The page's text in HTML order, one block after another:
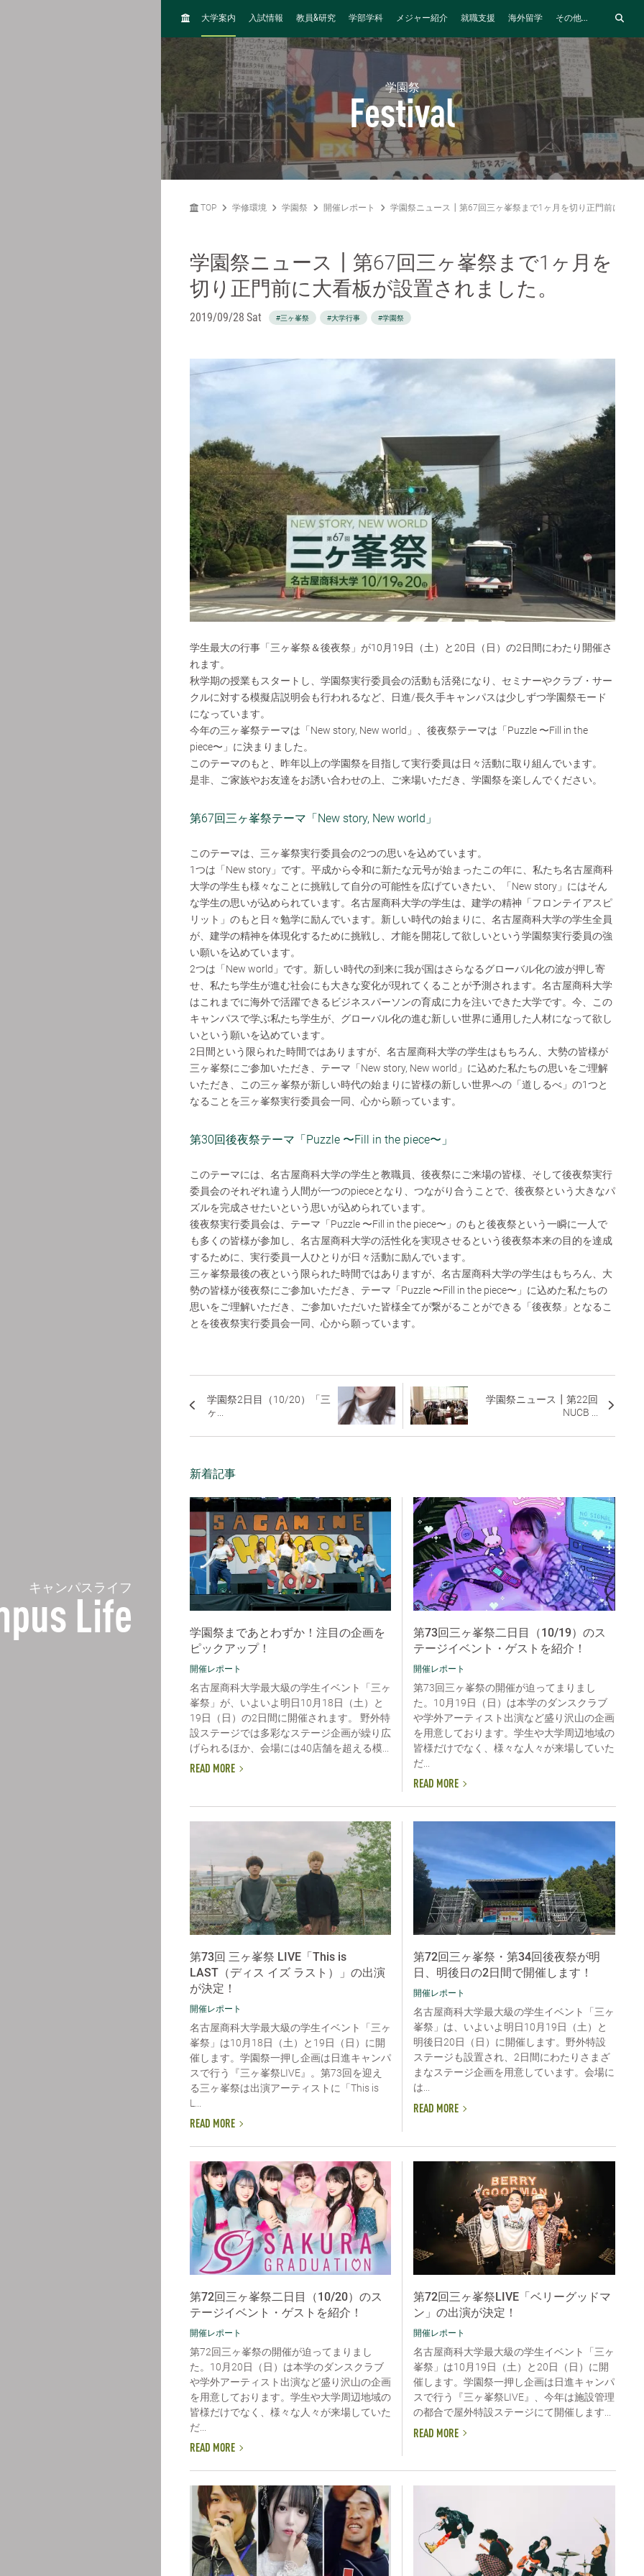
キャンパスライフ
Life
H
E
大学案内 入試情報 教員&研究 学部学科 メジャー紹介 就職支援 海外留学 その他...
学園祭
Festival
TOP 学修環境 学園祭 開催レポート 学園祭ニュース┃第67回三ヶ峯祭まで1ヶ月を切り正門前に大看
学園祭ニュース┃第67回三ヶ峯祭まで1ヶ月を
切り正門前に大看板が設置されました。
2019/09/28 Sat #三ヶ峯祭 #大学行事 #学園祭
学生最大の行事「三ヶ峯祭＆後夜祭」が10月19日（土）と20日（日）の2日間にわたり開催さ
れます。
秋学期の授業もスタートし、学園祭実行委員会の活動も活発になり、セミナーやクラブ・サー
クルに対する模擬店説明会も行われるなど、日進/長久手キャンパスは少しずつ学園祭モード
になっています。
今年の三ヶ峯祭テーマは「New story, New world」、後夜祭テーマは「Puzzle 〜Fill in the
piece〜」に決まりました。
このテーマのもと、昨年以上の学園祭を目指して実行委員は日々活動に取り組んでいます。
是非、ご家族やお友達をお誘い合わせの上、ご来場いただき、学園祭を楽しんでください。
第67回三ヶ峯祭テーマ「New story, New world」
このテーマは、三ヶ峯祭実行委員会の2つの思いを込めています。
1つは「New story」です。平成から令和に新たな元号が始まったこの年に、私たち名古屋商科
大学の学生も様々なことに挑戦して自分の可能性を広げていきたい、「New story」にはそん
な学生の思いが込められています。名古屋商科大学の学生は、建学の精神「フロンテイアスピ
リット」のもと日々勉学に励んでいます。新しい時代の始まりに、名古屋商科大学の学生全員
が、建学の精神を体現化するために挑戦し、才能を開花して欲しいという学園祭実行委員の強
い願いを込めています。
2つは「New world」です。新しい時代の到来に我が国はさらなるグローバル化の波が押し寄
せ、私たち学生が進む社会にも大きな変化が現れてくることが予測されます。名古屋商科大学
はこれまでに海外で活躍できるビジネスパーソンの育成に力を注いできた大学です。今、この
キャンパスで学ぶ私たち学生が、グローバル化の進む新しい世界に通用した人材になって欲し
いという願いを込めています。
2日間という限られた時間ではありますが、名古屋商科大学の学生はもちろん、大勢の皆様が
三ヶ峯祭にご参加いただき、テーマ「New story, New world」に込めた私たちの思いをご理解
いただき、この三ヶ峯祭が新しい時代の始まりに皆様の新しい世界への「道しるべ」の1つと
なることを三ヶ峯祭実行委員会一同、心から願っています。
第30回後夜祭テーマ「Puzzle 〜Fill in the piece〜」
このテーマには、名古屋商科大学の学生と教職員、後夜祭にご来場の皆様、そして後夜祭実行
委員会のそれぞれ違う人間が一つのpieceとなり、つながり合うことで、後夜祭という大きなパ
ズルを完成させたいという思いが込められています。
後夜祭実行委員会は、テーマ「Puzzle 〜Fill in the piece〜」のもと後夜祭という一瞬に一人で
も多くの皆様が参加し、名古屋商科大学の活性化を実現させるという後夜祭本来の目的を達成
するために、実行委員一人ひとりが日々活動に励んでいます。
三ヶ峯祭最後の夜という限られた時間ではありますが、名古屋商科大学の学生はもちろん、大
勢の皆様が後夜祭にご参加いただき、テーマ「Puzzle 〜Fill in the piece〜」に込めた私たちの
思いをご理解いただき、ご参加いただいた皆様全てが繋がることができる「後夜祭」となるこ
とを後夜祭実行委員会一同、心から願っています。
学園祭2日目（10/20）「三
ヶ...
学園祭ニュース┃第22回
NUCB ...
新着記事
学園祭まであとわずか！注目の企画を
ピックアップ！
開催レポート
名古屋商科大学最大級の学生イベント「三ヶ
峯祭」が、いよいよ明日10月18日（土）と
19日（日）の2日間に開催されます。 野外特
設ステージでは多彩なステージ企画が繰り広
げられるほか、会場には40店舗を超える模...
READ MORE
第73回三ヶ峯祭二日目（10/19）のス
テージイベント・ゲストを紹介！
開催レポート
第73回三ヶ峯祭の開催が迫ってまりまし
た。10月19日（日）は本学のダンスクラブ
や学外アーティスト出演など盛り沢山の企画
を用意しております。学生や大学周辺地域の
皆様だけでなく、様々な人々が来場していた
だ...
READ MORE
第73回 三ヶ峯祭 LIVE「This is
LAST（ディス イズ ラスト）」の出演
が決定！
開催レポート
名古屋商科大学最大級の学生イベント「三ヶ
峯祭」は10月18日（土）と19日（日）に開
催します。学園祭一押し企画は日進キャンパ
スで行う『三ヶ峯祭LIVE』。第73回を迎え
る三ヶ峯祭は出演アーティストに「This is
L...
READ MORE
第72回三ヶ峯祭・第34回後夜祭が明
日、明後日の2日間で開催します！
開催レポート
名古屋商科大学最大級の学生イベント「三ヶ
峯祭」は、いよいよ明日10月19日（土）と
明後日20日（日）に開催します。野外特設
ステージも設置され、2日間にわたりさまざ
まなステージ企画を用意しています。会場に
は...
READ MORE
第72回三ヶ峯祭二日目（10/20）のス
テージイベント・ゲストを紹介！
開催レポート
第72回三ヶ峯祭の開催が迫ってまりまし
た。10月20日（日）は本学のダンスクラブ
や学外アーティスト出演など盛り沢山の企画
を用意しております。学生や大学周辺地域の
皆様だけでなく、様々な人々が来場していた
だ...
READ MORE
第72回三ヶ峯祭LIVE「ベリーグッドマ
ン」の出演が決定！
開催レポート
名古屋商科大学最大級の学生イベント「三ヶ
峯祭」は10月19日（土）と20日（日）に開
催します。学園祭一押し企画は日進キャンパ
スで行う『三ヶ峯祭LIVE』、今年は施設管理
の都合で屋外特設ステージにて開催します...
READ MORE